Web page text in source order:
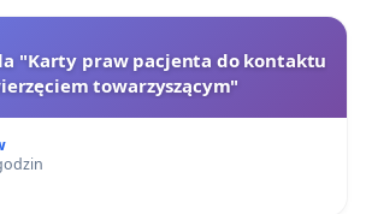
"Karty praw pacjenta do kontaktu
towarzyszącym"